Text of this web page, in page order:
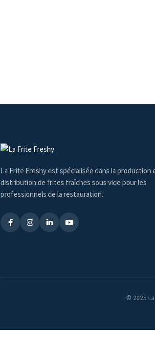
La Frite Freshy est spécialisée dans la production
distribution de frites fraîches sous vide pour les
professionnels de la restauration.
© 2025